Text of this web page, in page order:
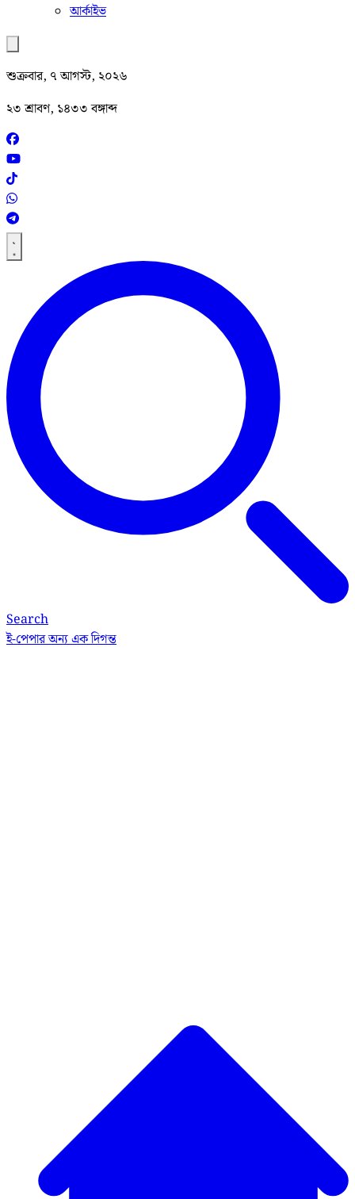
আর্কাইভ
শুক্রবার, ৭ আগস্ট, ২০২৬
২৩ শ্রাবণ, ১৪৩৩ বঙ্গাব্দ
Search
ই-পেপারঅন্য এক দিগন্ত